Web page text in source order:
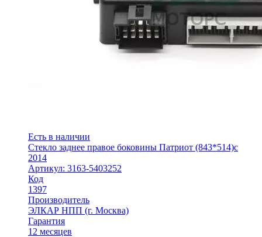
Есть в наличии
Стекло заднее правое боковины Патриот (843*514)с
2014
Артикул: 3163-5403252
Код
1397
Производитель
ЭЛКАР НПП (г. Москва)
Гарантия
12 месяцев